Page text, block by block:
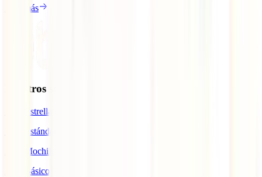
Leer más
Nuestros seguros
IATI Estrella
IATI Estándar
IATI Mochilero
IATI Básico